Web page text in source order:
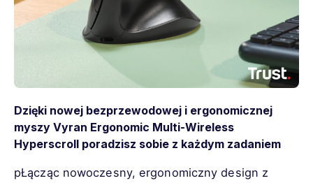
Dzięki nowej bezprzewodowej i ergonomicznej
myszy Vyran Ergonomic Multi-Wireless
Hyperscroll poradzisz sobie z każdym zadaniem
pŁącząc nowoczesny, ergonomiczny design z